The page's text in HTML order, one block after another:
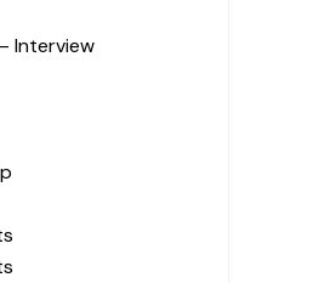
Interview